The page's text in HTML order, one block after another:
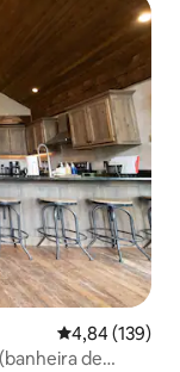
4,84 de uma
4,84 (139)
de